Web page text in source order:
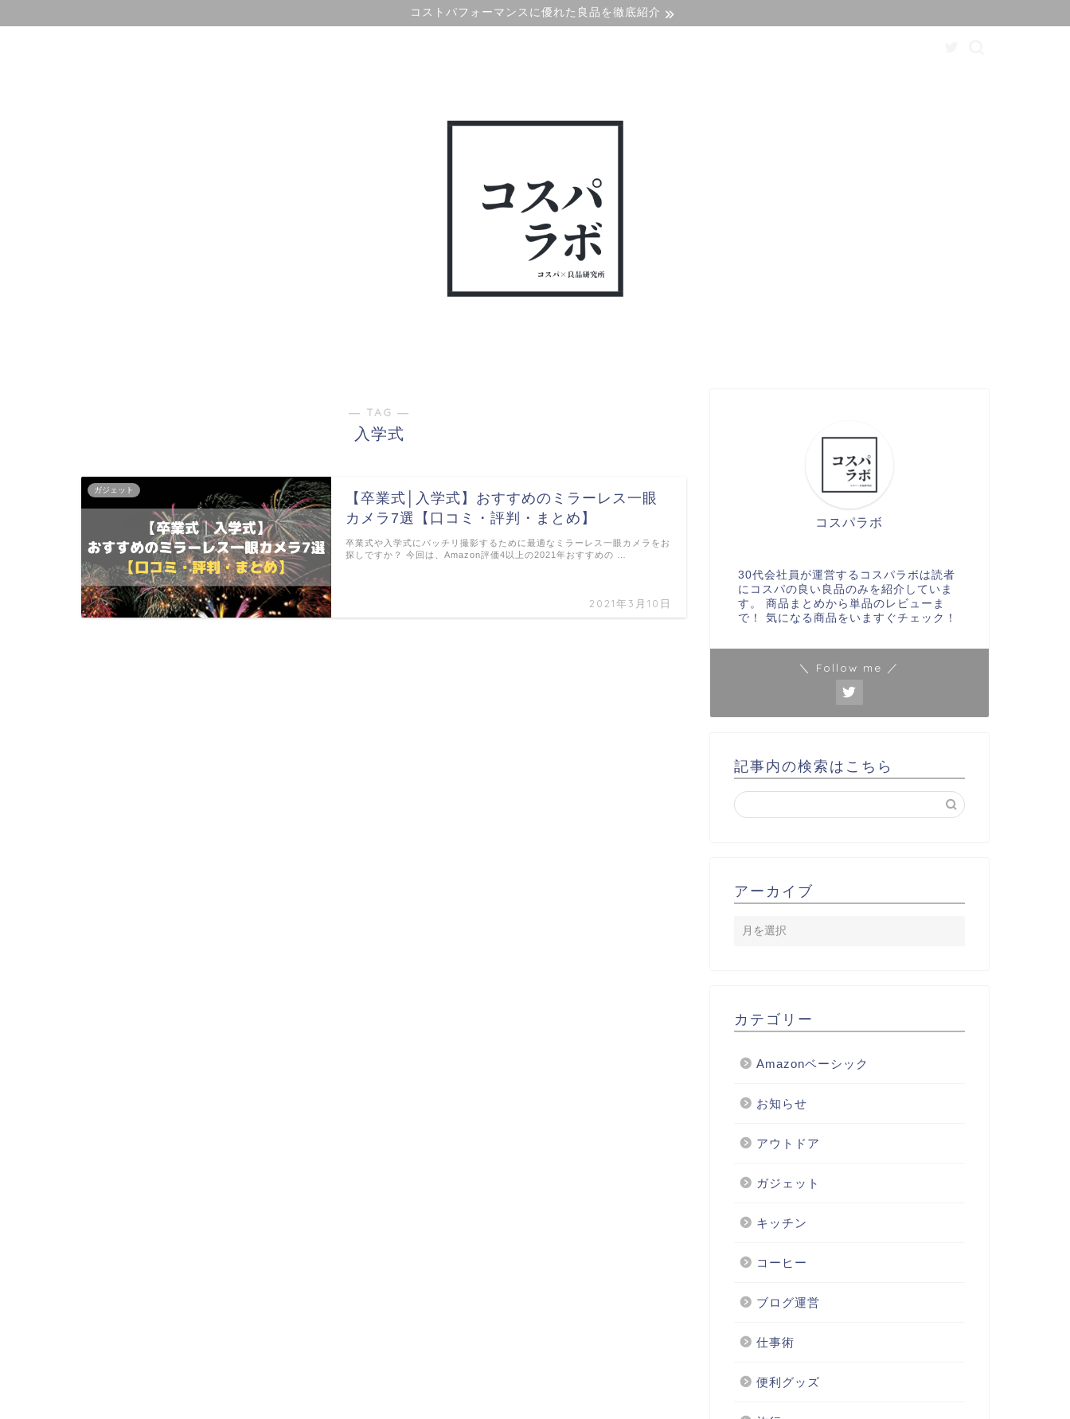
コストパフォーマンスに優れた良品を徹底紹介
― TAG ―
入学式
ガジェット
【卒業式│入学式】おすすめのミラーレス一眼
カメラ7選【口コミ・評判・まとめ】
2021年3月10日
卒業式や入学式にバッチリ撮影するために最適なミラーレス一眼カメラをお
探しですか？ 今回は、Amazon評価4以上の2021年おすすめの …
コスパラボ
30代会社員が運営するコスパラボは読者
にコスパの良い良品のみを紹介していま
す。 商品まとめから単品のレビューま
で！ 気になる商品をいますぐチェック！
＼ Follow me ／
記事内の検索はこちら
アーカイブ
カテゴリー
Amazonベーシック
お知らせ
アウトドア
ガジェット
キッチン
コーヒー
ブログ運営
仕事術
便利グッズ